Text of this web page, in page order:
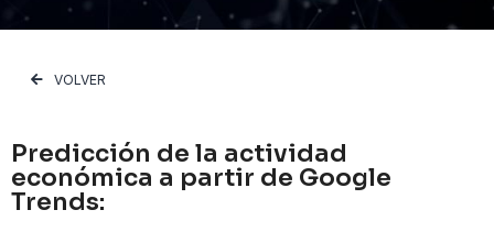
VOLVER
Predicción de la actividad
económica a partir de Google
Trends: